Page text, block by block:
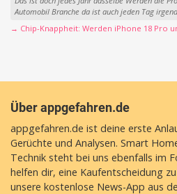
Automobil Branche da ist auch jeden Tag
→ Chip-Knappheit: Werden iPhone 18 Pro
Über appgefahren.de
appgefahren.de ist deine erste
Gerüchte und Analysen. Smart
Technik steht bei uns ebenfalls im
helfen dir, eine Kaufentscheidung
unsere kostenlose News-App aus